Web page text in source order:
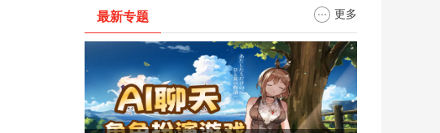
最新专题 更多